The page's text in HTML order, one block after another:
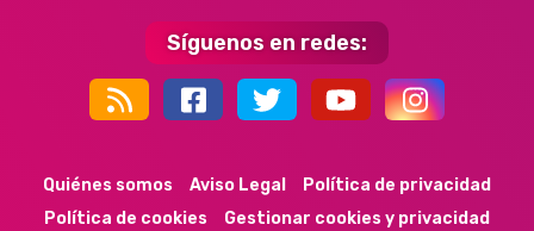
Síguenos en redes:
44k 9k 35k 352
Quiénes somos Aviso Legal
Política de privacidad
Política de cookies
Gestionar cookies y privacidad